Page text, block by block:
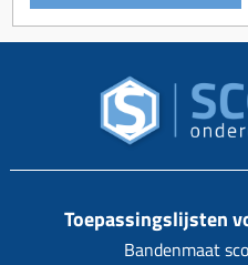
Toepassingslijsten
Bandenmaat